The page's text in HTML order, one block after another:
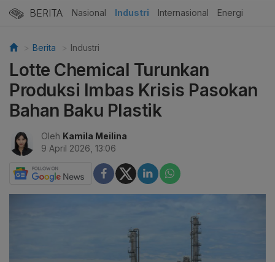
BERITA Nasional Industri Internasional Energi
Berita Industri
Lotte Chemical Turunkan
Produksi Imbas Krisis Pasokan
Bahan Baku Plastik
Oleh Kamila Meilina
9 April 2026, 13:06